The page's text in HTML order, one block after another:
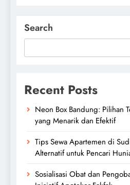
Search
Recent Posts
Neon Box Bandung: Pilihan
yang Menarik dan Efektif
Tips Sewa Apartemen di
Alternatif untuk Pencari
Sosialisasi Obat dan